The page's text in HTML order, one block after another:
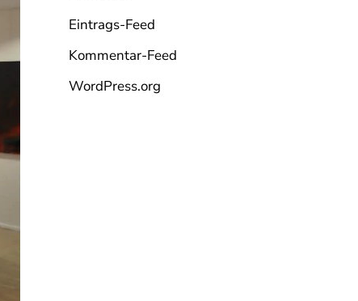
Eintrags-Feed
Kommentar-Feed
WordPress.org